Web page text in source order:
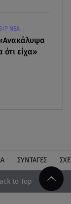
ΝΕΑ
είχα»
ΣΥΝΤΑΓΕΣ
to Top